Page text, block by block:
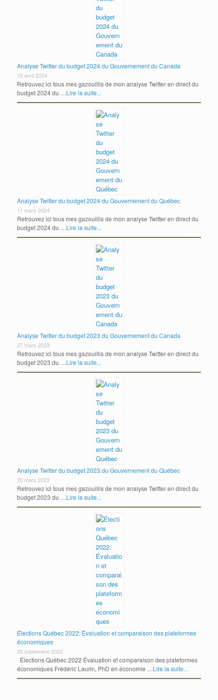
Analyse Twitter du budget 2024 du Gouvernement du Canada
15 avril 2024
Retrouvez ici tous mes gazouillis de mon analyse Twitter en direct du
budget 2024 du …Lire la suite...
Analyse Twitter du budget 2024 du Gouvernement du Québec
11 mars 2024
Retrouvez ici tous mes gazouillis de mon analyse Twitter en direct du
budget 2024 du …Lire la suite...
Analyse Twitter du budget 2023 du Gouvernement du Canada
27 mars 2023
Retrouvez ici tous mes gazouillis de mon analyse Twitter en direct du
budget 2023 du …Lire la suite...
Analyse Twitter du budget 2023 du Gouvernement du Québec
20 mars 2023
Retrouvez ici tous mes gazouillis de mon analyse Twitter en direct du
budget 2023 du …Lire la suite...
Élections Québec 2022: Évaluation et comparaison des plateformes
économiques
25 septembre 2022
Élections Québec 2022 Évaluation et comparaison des plateformes
économiques Frédéric Laurin, PhD en économie …Lire la suite...